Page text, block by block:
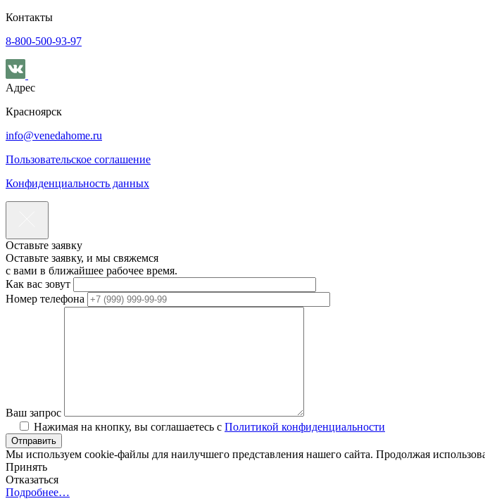
Контакты
8-800-500-93-97
Адрес
Красноярск
info@venedahome.ru
Пользовательское соглашение
Конфиденциальность данных
Оставьте заявку
Оставьте заявку, и мы свяжемся
с вами в ближайшее рабочее время.
Как вас зовут
Номер телефона
Ваш запрос
Нажимая на кнопку, вы соглашаетесь с Политикой конфиденциальности
Мы используем cookie-файлы для наилучшего представления нашего сайта. Продолжая
Принять
Отказаться
Подробнее…